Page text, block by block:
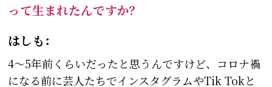
って生まれたんですか？
はしも：
4〜5年前くらいだったと思うんですけど、コロナ禍
になる前に芸人たちでインスタグラムやTik Tokと